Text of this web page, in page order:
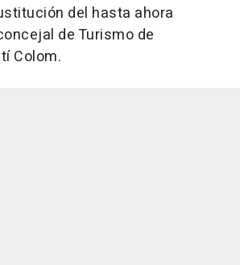
del hasta ahora
de Turismo de
Colom.